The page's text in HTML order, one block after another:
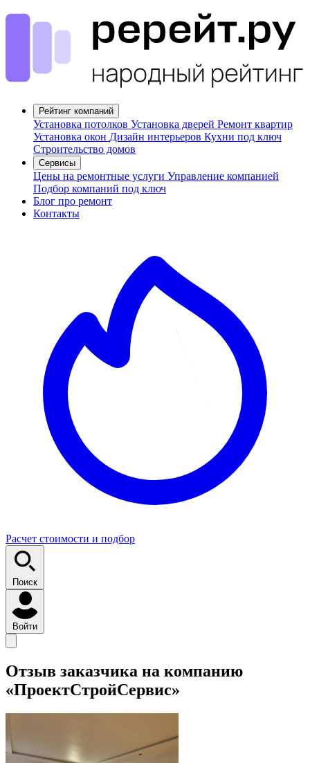
Рейтинг компаний
Установка потолков Установка дверей Ремонт квартир
Установка окон Дизайн интерьеров Кухни под ключ
Строительство домов
Сервисы
Цены на ремонтные услуги Управление компанией
Подбор компаний под ключ
Блог про ремонт
Контакты
Расчет стоимости и подбор
Поиск
Войти
Отзыв заказчика на компанию
«ПроектСтройСервис»